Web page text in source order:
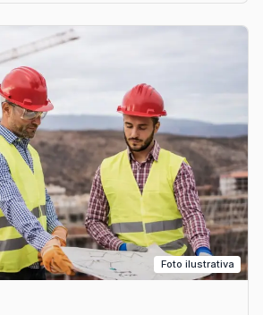
Foto ilustrativa